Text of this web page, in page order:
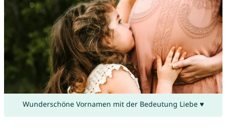
Wunderschöne Vornamen mit der Bedeutung Liebe ♥